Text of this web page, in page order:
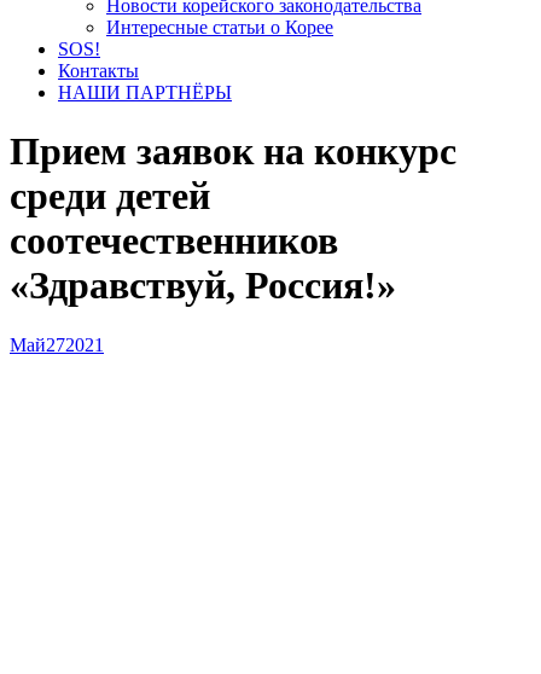
Новости корейского законодательства
Интересные статьи о Корее
SOS!
Контакты
НАШИ ПАРТНЁРЫ
Прием заявок на конкурс
среди детей
соотечественников
«Здравствуй, Россия!»
Май272021